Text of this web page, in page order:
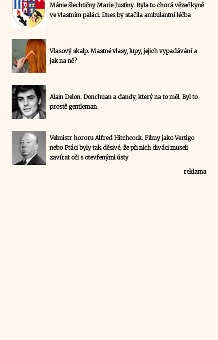
Mánie šlechtičny Marie Justiny. Byla to chorá vězeňkyně
ve vlastním paláci. Dnes by stačila ambulantní léčba
Vlasový skalp. Mastné vlasy, lupy, jejich vypadávání a
jak na ně?
Alain Delon. Donchuan a dandy, který na to měl. Byl to
prostě gentleman
Velmistr hororu Alfred Hitchcock. Filmy jako Vertigo
nebo Ptáci byly tak děsivé, že při nich diváci museli
zavírat oči s otevřenými ústy
reklama